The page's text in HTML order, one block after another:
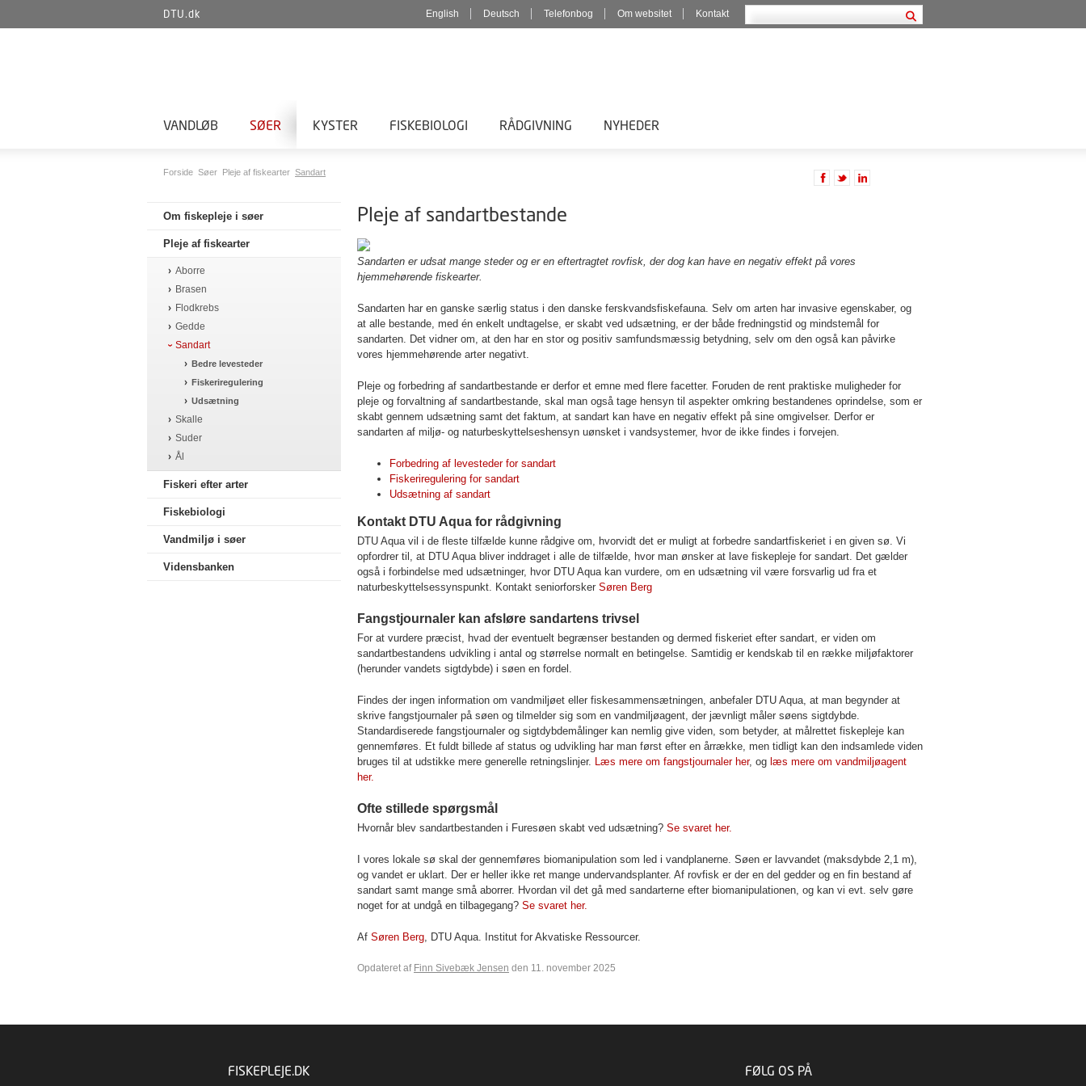
DTU.dk English Deutsch Telefonbog Om websitet Kontakt
VANDLØB SØER KYSTER FISKEBIOLOGI RÅDGIVNING NYHEDER
Forside Søer Pleje af fiskearter Sandart
Om fiskepleje i søer
Pleje af fiskearter
Aborre
Brasen
Flodkrebs
Gedde
Sandart
Bedre levesteder
Fiskeriregulering
Udsætning
Skalle
Suder
Ål
Fiskeri efter arter
Fiskebiologi
Vandmiljø i søer
Vidensbanken
Pleje af sandartbestande
Sandarten er udsat mange steder og er en eftertragtet rovfisk, der dog kan have en negativ effekt på vores
hjemmehørende fiskearter.
Sandarten har en ganske særlig status i den danske ferskvandsfiskefauna. Selv om arten har invasive egenskaber, og
at alle bestande, med én enkelt undtagelse, er skabt ved udsætning, er der både fredningstid og mindstemål for
sandarten. Det vidner om, at den har en stor og positiv samfundsmæssig betydning, selv om den også kan påvirke
vores hjemmehørende arter negativt.
Pleje og forbedring af sandartbestande er derfor et emne med flere facetter. Foruden de rent praktiske muligheder for
pleje og forvaltning af sandartbestande, skal man også tage hensyn til aspekter omkring bestandenes oprindelse, som er
skabt gennem udsætning samt det faktum, at sandart kan have en negativ effekt på sine omgivelser. Derfor er
sandarten af miljø- og naturbeskyttelseshensyn uønsket i vandsystemer, hvor de ikke findes i forvejen.
Forbedring af levesteder for sandart
Fiskeriregulering for sandart
Udsætning af sandart
Kontakt DTU Aqua for rådgivning
DTU Aqua vil i de fleste tilfælde kunne rådgive om, hvorvidt det er muligt at forbedre sandartfiskeriet i en given sø. Vi
opfordrer til, at DTU Aqua bliver inddraget i alle de tilfælde, hvor man ønsker at lave fiskepleje for sandart. Det gælder
også i forbindelse med udsætninger, hvor DTU Aqua kan vurdere, om en udsætning vil være forsvarlig ud fra et
naturbeskyttelsessynspunkt. Kontakt seniorforsker Søren Berg
Fangstjournaler kan afsløre sandartens trivsel
For at vurdere præcist, hvad der eventuelt begrænser bestanden og dermed fiskeriet efter sandart, er viden om
sandartbestandens udvikling i antal og størrelse normalt en betingelse. Samtidig er kendskab til en række miljøfaktorer
(herunder vandets sigtdybde) i søen en fordel.
Findes der ingen information om vandmiljøet eller fiskesammensætningen, anbefaler DTU Aqua, at man begynder at
skrive fangstjournaler på søen og tilmelder sig som en vandmiljøagent, der jævnligt måler søens sigtdybde.
Standardiserede fangstjournaler og sigtdybdemålinger kan nemlig give viden, som betyder, at målrettet fiskepleje kan
gennemføres. Et fuldt billede af status og udvikling har man først efter en årrække, men tidligt kan den indsamlede viden
bruges til at udstikke mere generelle retningslinjer. Læs mere om fangstjournaler her, og læs mere om vandmiljøagent
her.
Ofte stillede spørgsmål
Hvornår blev sandartbestanden i Furesøen skabt ved udsætning? Se svaret her.
I vores lokale sø skal der gennemføres biomanipulation som led i vandplanerne. Søen er lavvandet (maksdybde 2,1 m),
og vandet er uklart. Der er heller ikke ret mange undervandsplanter. Af rovfisk er der en del gedder og en fin bestand af
sandart samt mange små aborrer. Hvordan vil det gå med sandarterne efter biomanipulationen, og kan vi evt. selv gøre
noget for at undgå en tilbagegang? Se svaret her.
Af Søren Berg, DTU Aqua. Institut for Akvatiske Ressourcer.
Opdateret af Finn Sivebæk Jensen den 11. november 2025
FISKEPLEJE.DK FØLG OS PÅ